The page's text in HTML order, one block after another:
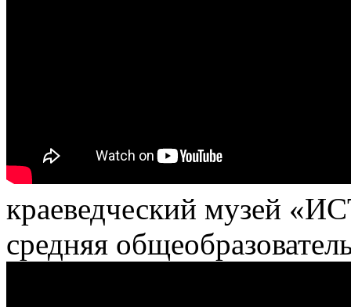
краеведческий музей
средняя